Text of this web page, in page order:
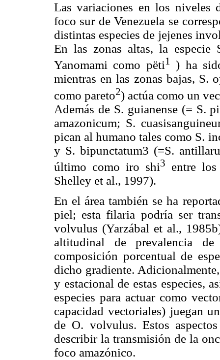
Las variaciones en los niveles
foco sur de Venezuela se
distintas especies de jejenes
En las zonas altas, la especie
Yanomami como pëti1
) ha
mientras en las zonas bajas, S.
como pareto2) actúa como un
Además de S. guianense (= S.
amazonicum; S.
pican al humano tales como S.
y S. bipunctatum3 (=S.
último como iro shi3
entre
Shelley et al., 1997).
En el área también se ha
piel; esta filaria podría ser
volvulus (Yarzábal et al.,
altitudinal de prevalencia
composición porcentual de
dicho gradiente.
y estacional de estas especies,
especies para actuar como
capacidad vectoriales) juegan
de O. volvulus. Estos
describir la transmisión de la
foco amazónico.